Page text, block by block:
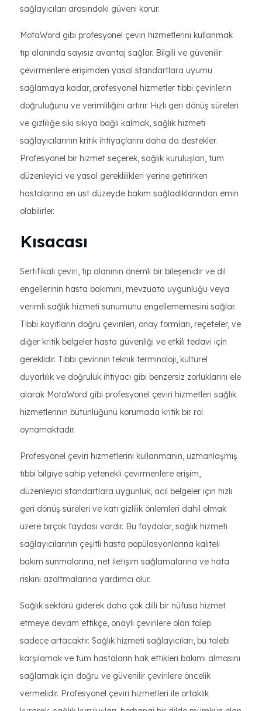
sağlayıcıları arasındaki güveni korur.
MotaWord gibi profesyonel çeviri hizmetlerini kullanmak
tıp alanında sayısız avantaj sağlar. Bilgili ve güvenilir
çevirmenlere erişimden yasal standartlara uyumu
sağlamaya kadar, profesyonel hizmetler tıbbi çevirilerin
doğruluğunu ve verimliliğini artırır. Hızlı geri dönüş süreleri
ve gizliliğe sıkı sıkıya bağlı kalmak, sağlık hizmeti
sağlayıcılarının kritik ihtiyaçlarını daha da destekler.
Profesyonel bir hizmet seçerek, sağlık kuruluşları, tüm
düzenleyici ve yasal gereklilikleri yerine getirirken
hastalarına en üst düzeyde bakım sağladıklarından emin
olabilirler.
Kısacası
Sertifikalı çeviri, tıp alanının önemli bir bileşenidir ve dil
engellerinin hasta bakımını, mevzuata uygunluğu veya
verimli sağlık hizmeti sunumunu engellememesini sağlar.
Tıbbi kayıtların doğru çevirileri, onay formları, reçeteler, ve
diğer kritik belgeler hasta güvenliği ve etkili tedavi için
gereklidir. Tıbbi çevirinin teknik terminoloji, kültürel
duyarlılık ve doğruluk ihtiyacı gibi benzersiz zorluklarını ele
alarak MotaWord gibi profesyonel çeviri hizmetleri sağlık
hizmetlerinin bütünlüğünü korumada kritik bir rol
oynamaktadır.
Profesyonel çeviri hizmetlerini kullanmanın, uzmanlaşmış
tıbbi bilgiye sahip yetenekli çevirmenlere erişim,
düzenleyici standartlara uygunluk, acil belgeler için hızlı
geri dönüş süreleri ve katı gizlilik önlemleri dahil olmak
üzere birçok faydası vardır. Bu faydalar, sağlık hizmeti
sağlayıcılarının çeşitli hasta popülasyonlarına kaliteli
bakım sunmalarına, net iletişim sağlamalarına ve hata
riskini azaltmalarına yardımcı olur.
Sağlık sektörü giderek daha çok dilli bir nüfusa hizmet
etmeye devam ettikçe, onaylı çevirilere olan talep
sadece artacaktır. Sağlık hizmeti sağlayıcıları, bu talebi
karşılamak ve tüm hastaların hak ettikleri bakımı almasını
sağlamak için doğru ve güvenilir çevirilere öncelik
vermelidir. Profesyonel çeviri hizmetleri ile ortaklık